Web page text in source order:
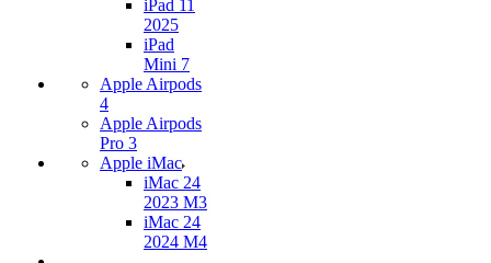
iPad 11
2025
iPad
Mini 7
Apple Airpods
4
Apple Airpods
Pro 3
Apple iMac
iMac 24
2023 M3
iMac 24
2024 M4